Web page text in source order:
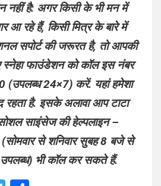
नहीं है: अगर किसी के भी मन में
आ रहे हैं, किसी मित्र के बारे में
सपोर्ट की जरूरत है, तो आपकी
स्नेहा फाउंडेशन को कॉल इस नंबर
24×7) करें. यहां हमेशा
रहता है. इसके अलावा आप टाटा
साइंसेज की हेल्पलाइन –
से शनिवार सुबह 8 बजे से
भी कॉल कर सकते हैं.